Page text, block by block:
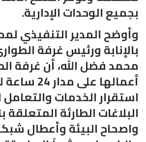
بجميع الوحدات الإدارية.
وأوضح المدير التنفيذي
بالإنابة ورئيس غرفة
محمد فضل الله، أن غرفة
أعمالها على
استقرار الخدمات
البلاغات الطارئة المتعلقة
واصحاح البيئة وأعطال